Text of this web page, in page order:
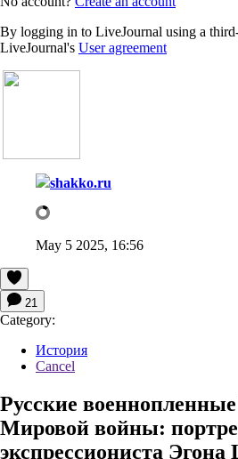
By logging in to LiveJournal using a
LiveJournal's User agreement
shakko.ru
May 5 2025, 16:56
21
Category:
История
Cancel
Русские
Мировой войны:
экспрессиониста